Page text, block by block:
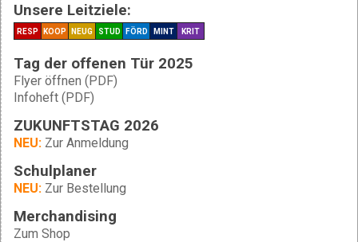
Unsere Leitziele:
RESP KOOP NEUG STUD FÖRD MINT KRIT
Tag der offenen Tür 2025
Flyer öffnen (PDF)
Infoheft (PDF)
ZUKUNFTSTAG 2026
NEU: Zur Anmeldung
Schulplaner
NEU: Zur Bestellung
Merchandising
Zum Shop